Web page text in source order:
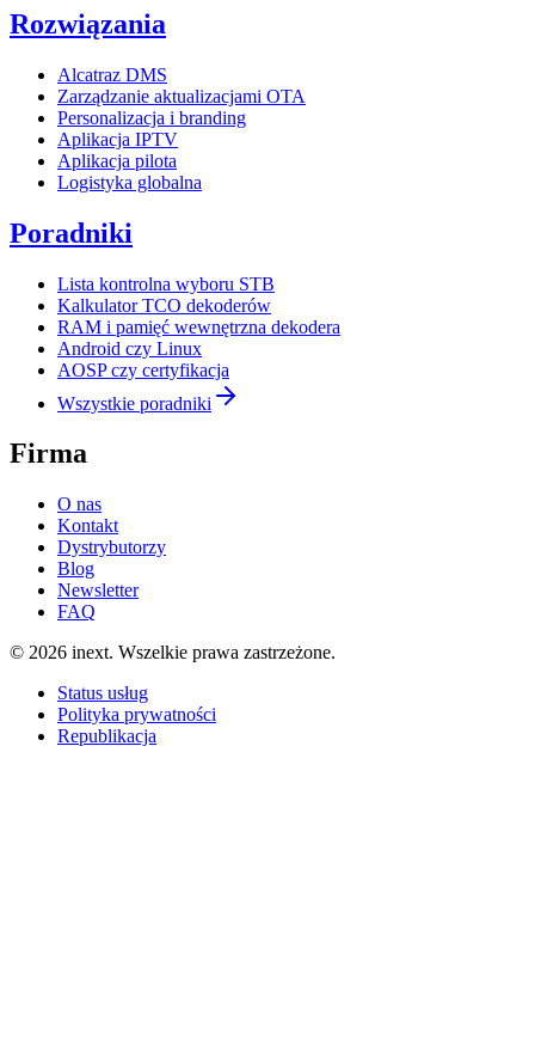
Rozwiązania
Alcatraz DMS
Zarządzanie aktualizacjami OTA
Personalizacja i branding
Aplikacja IPTV
Aplikacja pilota
Logistyka globalna
Poradniki
Lista kontrolna wyboru STB
Kalkulator TCO dekoderów
RAM i pamięć wewnętrzna dekodera
Android czy Linux
AOSP czy certyfikacja
Wszystkie poradniki
Firma
O nas
Kontakt
Dystrybutorzy
Blog
Newsletter
FAQ
© 2026 inext. Wszelkie prawa zastrzeżone.
Status usług
Polityka prywatności
Republikacja